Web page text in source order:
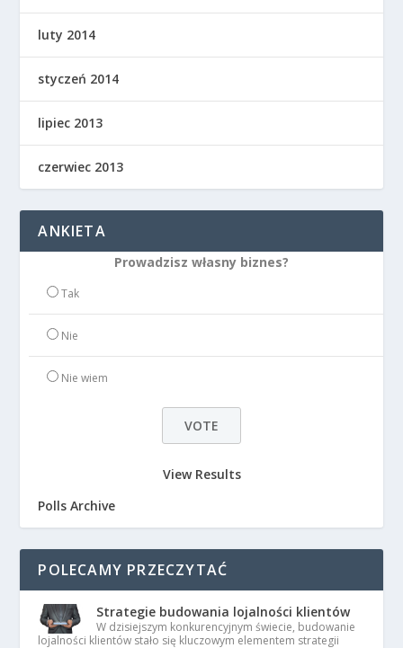
luty 2014
styczeń 2014
lipiec 2013
czerwiec 2013
ANKIETA
Prowadzisz własny biznes?
Tak
Nie
Nie wiem
View Results
Polls Archive
POLECAMY PRZECZYTAĆ
Strategie budowania lojalności klientów
W dzisiejszym konkurencyjnym świecie, budowanie
lojalności klientów stało się kluczowym elementem strategii